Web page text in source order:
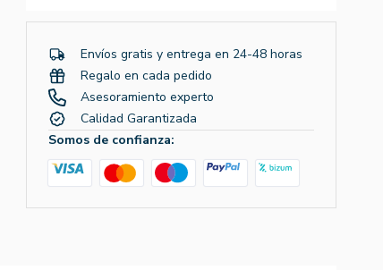
Envíos gratis y entrega en 24-48 horas
Regalo en cada pedido
Asesoramiento experto
Calidad Garantizada
Somos de confianza: